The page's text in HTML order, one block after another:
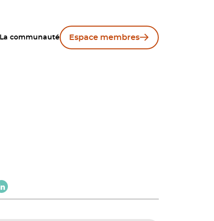
La communauté Espace membres